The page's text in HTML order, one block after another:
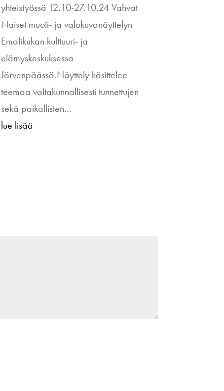
yhteistyössä 12.10-27.10.24 Vahvat
Naiset muoti- ja valokuvanäyttelyn
Emalikukan kulttuuri- ja
elämyskeskuksessa
Järvenpäässä.Näyttely käsittelee
teemaa valtakunnallisesti tunnettujen
sekä paikallisten...
lue lisää